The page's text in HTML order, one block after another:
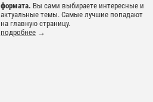
формата. Вы сами выбираете интересные и
актуальные темы. Самые лучшие попадают
на главную страницу.
подробнее →